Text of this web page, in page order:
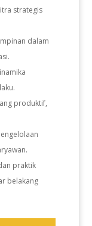
strategis
dalam
produktif,
praktik
belakang